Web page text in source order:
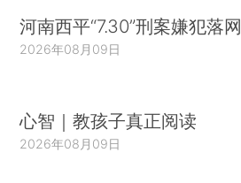
河南西平“7.30”刑案嫌犯落网
2026年08月09日
心智｜教孩子真正阅读
2026年08月09日